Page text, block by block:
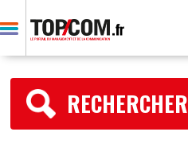
RECHERCHER